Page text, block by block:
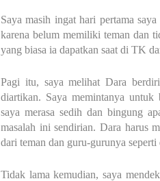
Saya masih ingat hari pertama
karena belum memiliki teman dan
yang biasa ia dapatkan saat di TK
Pagi itu, saya melihat Dara
diartikan. Saya memintanya untuk
saya merasa sedih dan bingung
masalah ini sendirian. Dara harus
dari teman dan guru-gurunya
Tidak lama kemudian, saya